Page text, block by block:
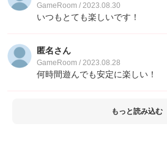
GameRoom / 2023.08.30
いつもとても楽しいです！
匿名さん
GameRoom / 2023.08.28
何時間遊んでも安定に楽しい！
もっと読み込む